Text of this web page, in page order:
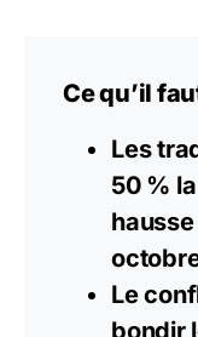
Ce qu’il
Les
50 %
Le
bondir